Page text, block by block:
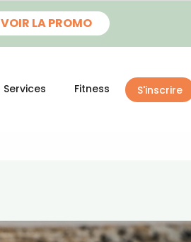
VOIR LA PROMO
Services Fitness S'inscrire